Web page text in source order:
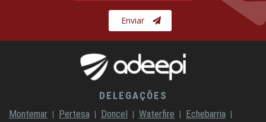
Enviar
DELEGAÇÕES
Montemar
Pertesa Doncel Waterfire
Echebarria